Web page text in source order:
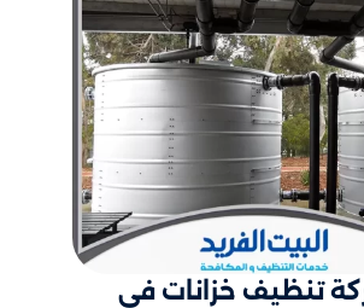
تنظيف خزانات في